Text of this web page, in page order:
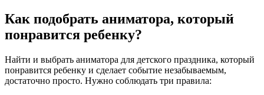
Как подобрать аниматора, который
понравится ребенку?
Найти и выбрать аниматора для детского праздника, который
понравится ребенку и сделает событие незабываемым,
достаточно просто. Нужно соблюдать три правила: